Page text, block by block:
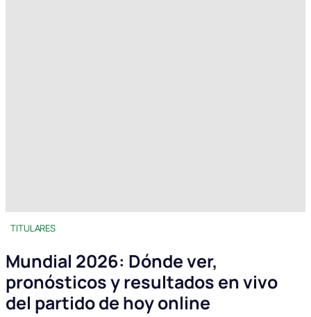
TITULARES
Mundial 2026: Dónde ver,
pronósticos y resultados en vivo
del partido de hoy online